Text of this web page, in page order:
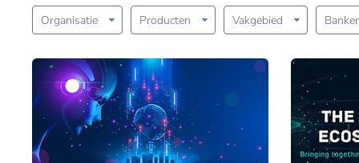
Organisatie Producten Vakgebied